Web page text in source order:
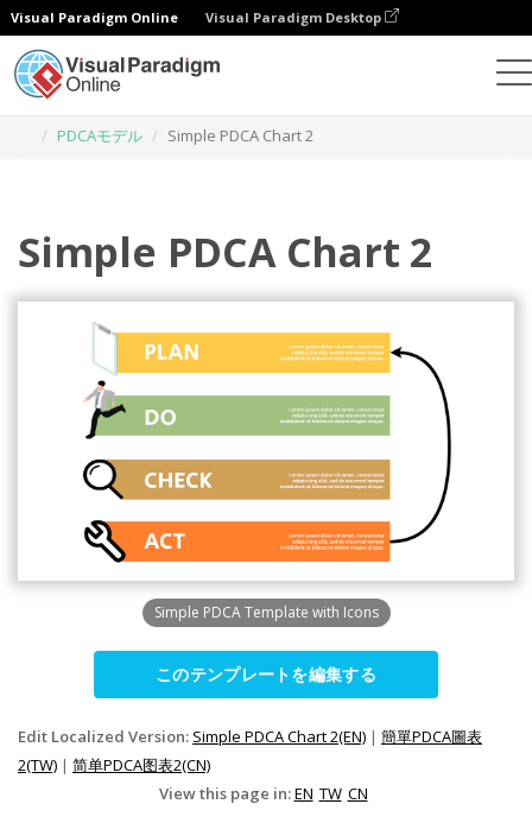
Visual Paradigm Online Visual Paradigm Desktop
PDCAモデル
Simple PDCA Chart 2
Simple PDCA Chart 2
Simple PDCA Template with Icons
このテンプレートを編集する
Edit Localized Version: Simple PDCA Chart 2(EN) | 簡單PDCA圖表
2(TW) | 简单PDCA图表2(CN)
View this page in:EN TW CN